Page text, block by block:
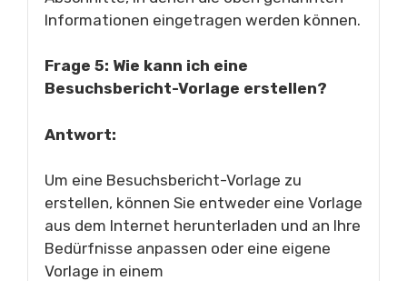
Informationen eingetragen werden können.
Frage 5: Wie kann ich eine
Besuchsbericht-Vorlage erstellen?
Antwort:
Um eine Besuchsbericht-Vorlage zu
erstellen, können Sie entweder eine Vorlage
aus dem Internet herunterladen und an Ihre
Bedürfnisse anpassen oder eine eigene
Vorlage in einem